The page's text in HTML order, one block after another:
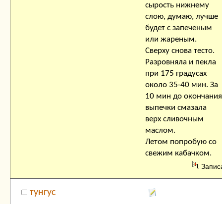
сырость нижнему
слою, думаю, лучше
будет с запеченым
или жареным.
Сверху снова тесто.
Разровняла и пекла
при 175 градусах
около 35-40 мин. За
10 мин до окончания
выпечки смазала
верх сливочным
маслом.
Летом попробую со
свежим кабачком.
тунгус